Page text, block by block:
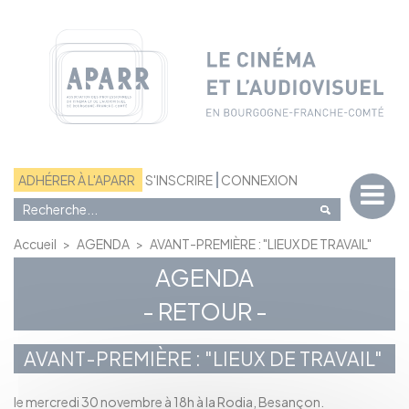
ADHÉRER À L'APARR S'INSCRIRE CONNEXION
Accueil > AGENDA > AVANT-PREMIÈRE : "LIEUX DE TRAVAIL"
AGENDA
- RETOUR -
AVANT-PREMIÈRE : "LIEUX DE TRAVAIL"
le mercredi 30 novembre à 18h à la Rodia, Besançon.